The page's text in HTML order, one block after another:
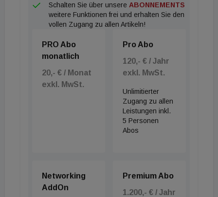
Immobilen-Expert:innen und Investor:innen wie
Wimmer Family Office, Marwitz Family Office, ZAR
den letzten Wiener Real Estate Salons war eine
Podiumsdiskussion dem wichtigen Thema
Nachhaltigkeit gewidmet und ein weiteres Panel mit
internationalen Family Office fand zum Thema
Internationale Trends in der Immobilienwirtschaft
statt. Moderiert wurden die Panels von Peter
Engert von der Österreichischen Gesellschaft für
Schalten Sie über unsere ABONNEMENTS
weitere Funktionen frei und erhalten Sie den
vollen Zugang zu allen Artikeln!
PRO Abo
monatlich
20,- € / Monat
exkl. MwSt.
Pro Abo
120,- € / Jahr
exkl. MwSt.
Unlimitierter
Zugang zu allen
Leistungen inkl.
5 Personen
Abos
Networking
AddOn
Premium Abo
1.200,- € / Jahr